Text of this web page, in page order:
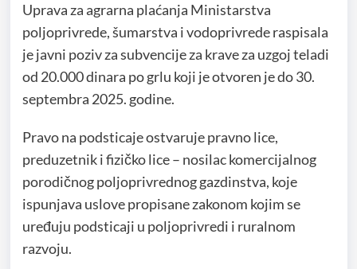
Uprava za agrarna plaćanja Ministarstva
poljoprivrede, šumarstva i vodoprivrede raspisala
je javni poziv za subvencije za krave za uzgoj teladi
od 20.000 dinara po grlu koji je otvoren je do 30.
septembra 2025. godine.
Pravo na podsticaje ostvaruje pravno lice,
preduzetnik i fizičko lice – nosilac komercijalnog
porodičnog poljoprivrednog gazdinstva, koje
ispunjava uslove propisane zakonom kojim se
uređuju podsticaji u poljoprivredi i ruralnom
razvoju.